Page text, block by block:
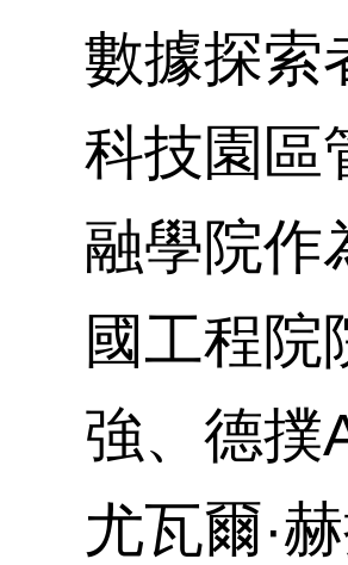
數據探索
科技園區
融學院作
國工程院
強、德撲
尤瓦爾·